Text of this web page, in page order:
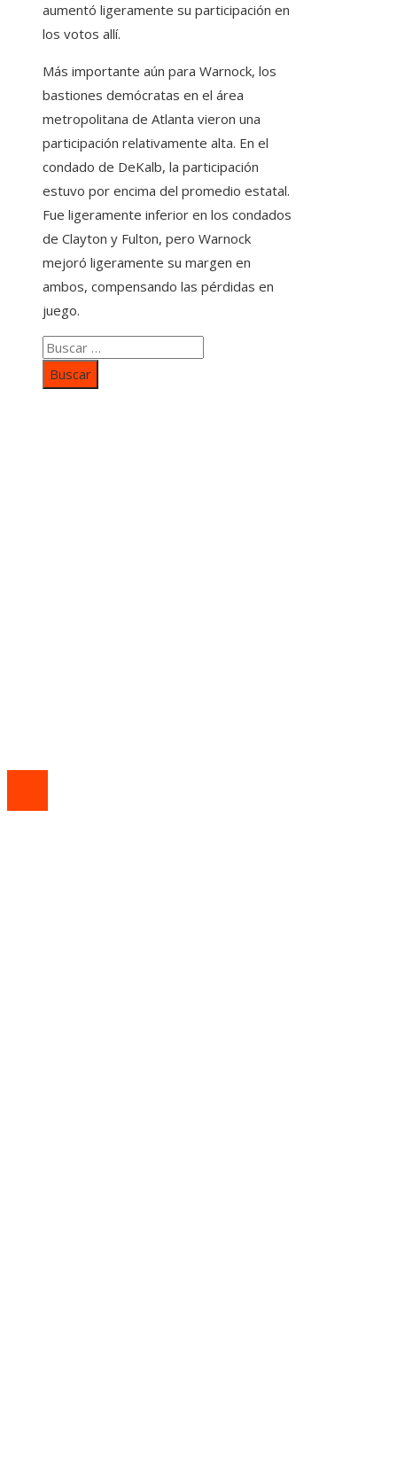
aumentó ligeramente su participación en
los votos allí.
Más importante aún para Warnock, los
bastiones demócratas en el área
metropolitana de Atlanta vieron una
participación relativamente alta. En el
condado de DeKalb, la participación
estuvo por encima del promedio estatal.
Fue ligeramente inferior en los condados
de Clayton y Fulton, pero Warnock
mejoró ligeramente su margen en
ambos, compensando las pérdidas en
juego.
Buscar: